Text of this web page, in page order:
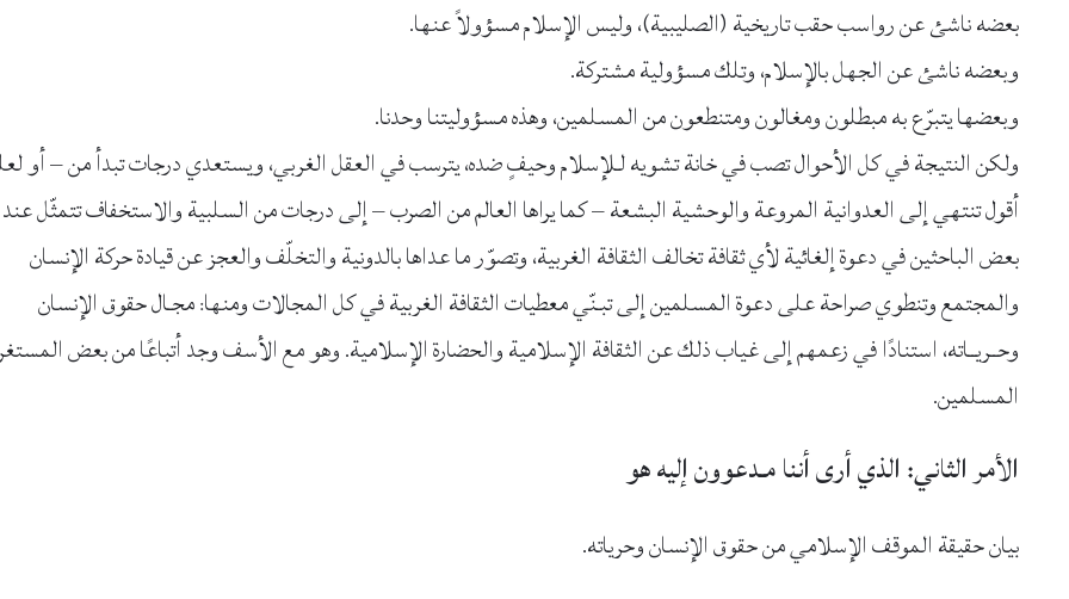
بعضه ناشئ عن رواسب حقب تاريخية (الصليبية)، وليس الإسلام مسؤولاً عنها.
وبعضه ناشئ عن الجهل بالإسلام، وتلك مسؤولية مشتركة.
وبعضها يتبرّع به مبطلون ومغالون ومتنطعون من المسلمين، وهذه مسؤوليتنا وحدنا.
ولكن النتيجة في كل الأحوال تصب في خانة تشويه لـلإسلام وحيفٍ ضده، يترسب في العقل الغربي، ويستعدي درجات تبدأ من – أو
أقول تنتهي إلى العدوانية المروعة والوحشية البشعة – كما يراها العالم من الصرب – إلى درجات من السلبية والاستخفاف تتمثّل عند
بعض الباحثين في دعوة إلغائية لأي ثقافة تخالف الثقافة الغربية، وتصوّر ما عداها بالدونية والتخلّف والعجز عن قيادة حركة الإنسان
والمجتمع وتنطوي صراحة على دعوة المسلمين إلى تبـنّي معطيات الثقافة الغربية في كل المجالات ومنها: مجـال حقوق الإنسان
وحــريــاته، استنادًا في زعمهم إلى غياب ذلك عن الثقافة الإسلامية والحضارة الإسلامية. وهو مع الأسف وجد أتباعًا من بعض
المسلمين.
الأمر الثاني: الذي أرى أننا مـدعوون إليه هو
بيان حقيقة الموقف الإسلامي من حقوق الإنسان وحرياته.